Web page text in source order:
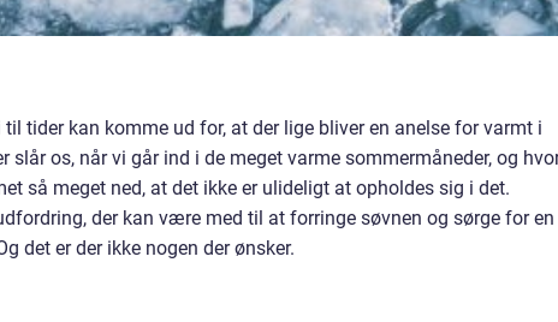
tider kan komme ud for, at der lige bliver en anelse for varmt i
slår os, når vi går ind i de meget varme sommermåneder, og
så meget ned, at det ikke er ulideligt at opholdes sig i det.
der kan være med til at forringe søvnen og sørge for en
det er der ikke nogen der ønsker.